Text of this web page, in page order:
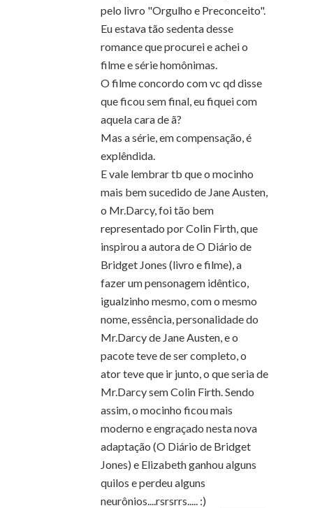
pelo livro "Orgulho e Preconceito".
Eu estava tão sedenta desse
romance que procurei e achei o
filme e série homônimas.
O filme concordo com vc qd disse
que ficou sem final, eu fiquei com
aquela cara de ã?
Mas a série, em compensação, é
explêndida.
E vale lembrar tb que o mocinho
mais bem sucedido de Jane Austen,
o Mr.Darcy, foi tão bem
representado por Colin Firth, que
inspirou a autora de O Diário de
Bridget Jones (livro e filme), a
fazer um pensonagem idêntico,
igualzinho mesmo, com o mesmo
nome, essência, personalidade do
Mr.Darcy de Jane Austen, e o
pacote teve de ser completo, o
ator teve que ir junto, o que seria de
Mr.Darcy sem Colin Firth. Sendo
assim, o mocinho ficou mais
moderno e engraçado nesta nova
adaptação (O Diário de Bridget
Jones) e Elizabeth ganhou alguns
quilos e perdeu alguns
neurônios....rsrsrrs..... :)